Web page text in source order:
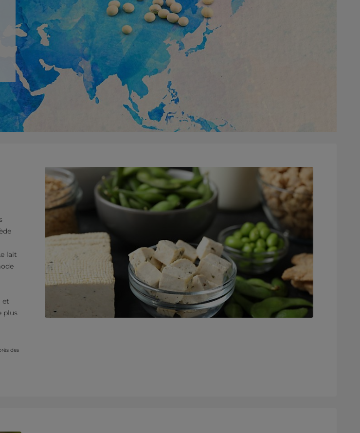
lait
et
plus
des